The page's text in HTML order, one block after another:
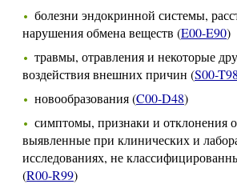
болезни эндокринной системы,
нарушения обмена веществ (E00-E90)
травмы, отравления и некоторые
воздействия внешних причин (S00-T98
новообразования (C00-D48)
симптомы, признаки и отклонения
выявленные при клинических и
исследованиях, не
(R00-R99)